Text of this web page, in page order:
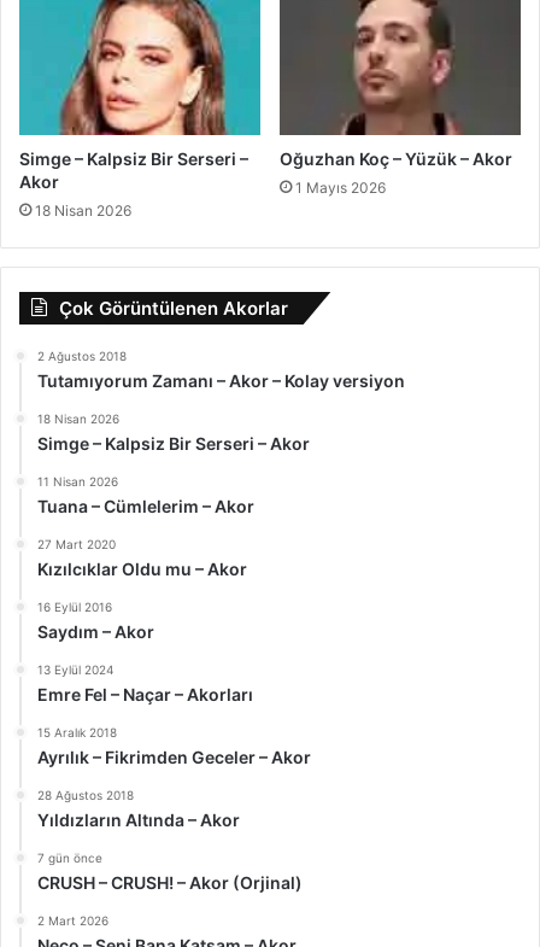
Simge – Kalpsiz Bir Serseri –
Akor
18 Nisan 2026
Oğuzhan Koç – Yüzük – Akor
1 Mayıs 2026
Çok Görüntülenen Akorlar
2 Ağustos 2018
Tutamıyorum Zamanı – Akor – Kolay versiyon
18 Nisan 2026
Simge – Kalpsiz Bir Serseri – Akor
11 Nisan 2026
Tuana – Cümlelerim – Akor
27 Mart 2020
Kızılcıklar Oldu mu – Akor
16 Eylül 2016
Saydım – Akor
13 Eylül 2024
Emre Fel – Naçar – Akorları
15 Aralık 2018
Ayrılık – Fikrimden Geceler – Akor
28 Ağustos 2018
Yıldızların Altında – Akor
7 gün önce
CRUSH – CRUSH! – Akor (Orjinal)
2 Mart 2026